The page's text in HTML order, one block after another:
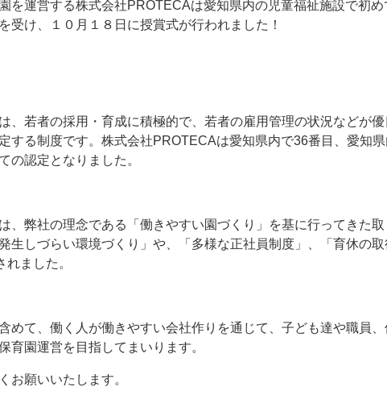
を運営する株式会社PROTECAは愛知県内の児童福祉施設で初め
受け、１０月１８日に授賞式が行われました！
、若者の採用・育成に積極的で、若者の雇用管理の状況などが
する制度です。株式会社PROTECAは愛知県内で36番目、愛知
の認定となりました。
、弊社の理念である「働きやすい園づくり」を基に行ってきた
生しづらい環境づくり」や、「多様な正社員制度」、「育休の
ました。
めて、働く人が働きやすい会社作りを通じて、子ども達や職員
育園運営を目指してまいります。
お願いいたします。